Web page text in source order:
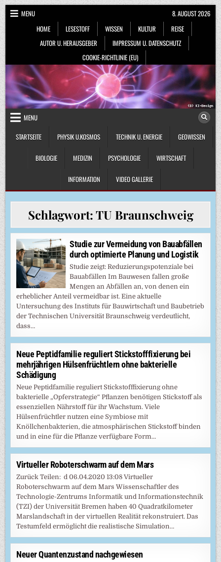
Skip
to
content
MENU
HOME
LESESTOFF WISSEN KULTUR
REISE
AUTOR U. HERAUSGEBER
IMPRESSUM U. DATENSCHUTZ
COOKIE-RICHTLINIE (EU)
8. AUGUST 2026
MENU
STARTSEITE
PHYSIK U.KOSMOS TECHNIK U. ENERGIE GEOWISSEN
BIOLOGIE MEDIZIN PSYCHOLOGIE WIRTSCHAFT
INFORMATION VIDEO GALLERIE
Schlagwort:TU Braunschweig
Studie zur Vermeidung von Bauabfällen
durch optimierte Planung und Logistik
Studie zeigt: Reduzierungspotenziale bei
Bauabfällen Im Bauwesen fallen große
Mengen an Abfällen an, von denen ein
erheblicher Anteil vermeidbar ist. Eine aktuelle
Untersuchung des Instituts für Bauwirtschaft und Baubetrieb
der Technischen Universität Braunschweig verdeutlicht,
dass…
Neue Peptidfamilie reguliert Stickstofffixierung bei
mehrjährigen Hülsenfrüchtlern ohne bakterielle
Schädigung
Neue Peptidfamilie reguliert Stickstofffixierung ohne
bakterielle „Opferstrategie“ Pflanzen benötigen Stickstoff als
essenziellen Nährstoff für ihr Wachstum. Viele
Hülsenfrüchtler nutzen eine Symbiose mit
Knöllchenbakterien, die atmosphärischen Stickstoff binden
und in eine für die Pflanze verfügbare Form…
Virtueller Roboterschwarm auf dem Mars
Zurück Teilen: d 06.04.2020 13:08 Virtueller
Roboterschwarm auf dem Mars Wissenschaftler des
Technologie-Zentrums Informatik und Informationstechnik
(TZI) der Universität Bremen haben 40 Quadratkilometer
Marslandschaft in der virtuellen Realität rekonstruiert. Das
Testumfeld ermöglicht die realistische Simulation…
Neuer Quantenzustand nachgewiesen